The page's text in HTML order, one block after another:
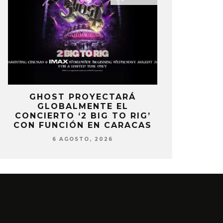
GHOST PROYECTARÁ
GLOBALMENTE EL
CONCIERTO ‘2 BIG TO RIG’
CON FUNCIÓN EN CARACAS
6 AGOSTO, 2026